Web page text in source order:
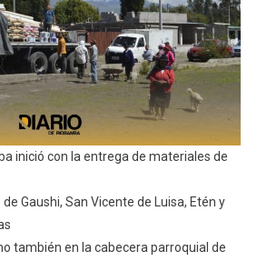
inició con la entrega de materiales de
Gaushi, San Vicente de Luisa, Etén y
también en la cabecera parroquial de